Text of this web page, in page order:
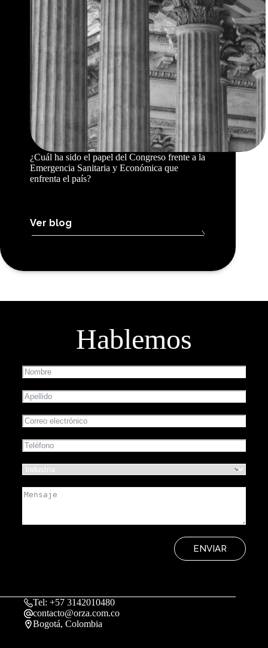
¿Cuál ha sido el papel del Congreso frente a la
Emergencia Sanitaria y Económica que
enfrenta el país?
Ver blog
ENVIAR
Hablemos
Tel: +57 3142010480
contacto@orza.com.co
Bogotá, Colombia